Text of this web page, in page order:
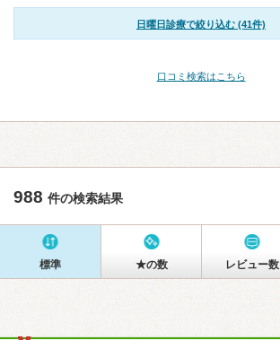
日曜日診療で絞り込む (41件)
口コミ検索はこちら
988 件の検索結果
標準 ★の数 レビュー数